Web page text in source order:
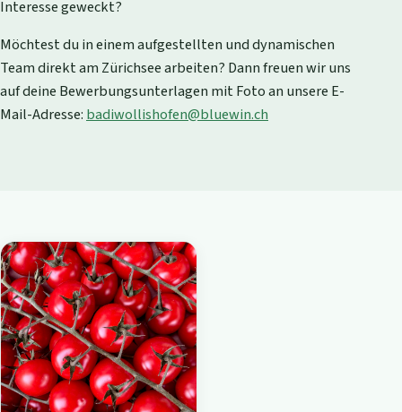
Interesse geweckt?
Möchtest du in einem aufgestellten und dynamischen
Team direkt am Zürichsee arbeiten? Dann freuen wir uns
auf deine Bewerbungsunterlagen mit Foto an unsere E-
Mail-Adresse:badiwollishofen@bluewin.ch